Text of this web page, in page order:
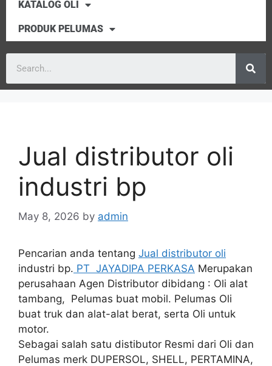
KATALOG OLI
PRODUK PELUMAS
Jual distributor oli
industri bp
May 8, 2026 by admin
Pencarian anda tentang Jual distributor oli
industri bp. PT JAYADIPA PERKASA Merupakan
perusahaan Agen Distributor dibidang : Oli alat
tambang, Pelumas buat mobil. Pelumas Oli
buat truk dan alat-alat berat, serta Oli untuk
motor.
Sebagai salah satu distibutor Resmi dari Oli dan
Pelumas merk DUPERSOL, SHELL, PERTAMINA,